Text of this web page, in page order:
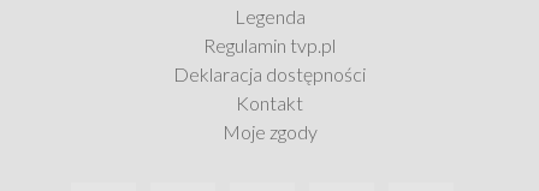
Legenda
Regulamin tvp.pl
Deklaracja dostępności
Kontakt
Moje zgody